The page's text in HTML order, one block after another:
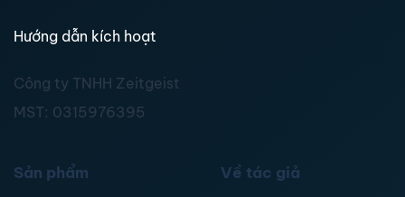
Hướng dẫn kích hoạt
Công ty TNHH Zeitgeist
MST: 0315976395
Sản phẩm Về tác giả